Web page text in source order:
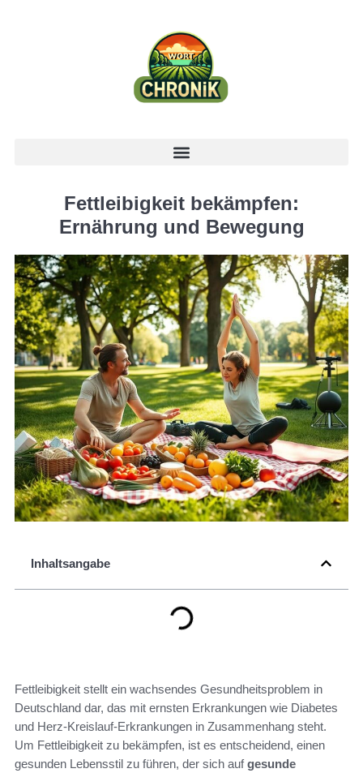
Fettleibigkeit bekämpfen:
Ernährung und Bewegung
Inhaltsangabe
Fettleibigkeit stellt ein wachsendes Gesundheitsproblem in
Deutschland dar, das mit ernsten Erkrankungen wie Diabetes
und Herz-Kreislauf-Erkrankungen in Zusammenhang steht.
Um Fettleibigkeit zu bekämpfen, ist es entscheidend, einen
gesunden Lebensstil zu führen, der sich aufgesunde